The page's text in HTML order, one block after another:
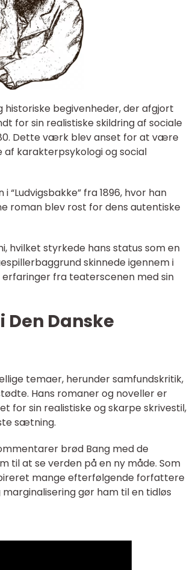
begivenheder, der afgjort
for sin realistiske skildring af sociale
Dette værk blev anset for at være
karakterpsykologi og social
fra 1896, hvor han
roman blev rost for dens autentiske
hvilket styrkede hans status som en
skinnede igennem i
erfaringer fra teaterscenen med sin
Danske
temaer, herunder samfundskritik,
Hans romaner og noveller er
for sin realistiske og skarpe skrivestil,
sætning.
brød Bang med de
at se verden på en ny måde. Som
mange efterfølgende forfattere
gør ham til en tidløs